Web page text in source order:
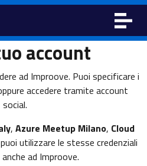
account
ad Improove. Puoi specificare i
accedere tramite account
social.
, Azure Meetup Milano, Cloud
utilizzare le stesse credenziali
ad Improove.